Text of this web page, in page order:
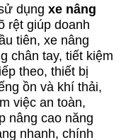
dụng xe nâng
rệt giúp doanh
tiên, xe nâng
chân tay, tiết kiệm
theo, thiết bị
ồn và khí thải,
việc an toàn,
nâng cao năng
nhanh, chính